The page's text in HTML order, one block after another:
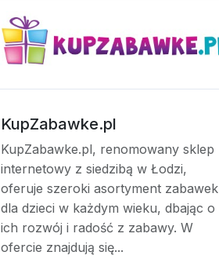
KupZabawke.pl
KupZabawke.pl, renomowany sklep
internetowy z siedzibą w Łodzi,
oferuje szeroki asortyment zabawek
dla dzieci w każdym wieku, dbając o
ich rozwój i radość z zabawy. W
ofercie znajdują się...